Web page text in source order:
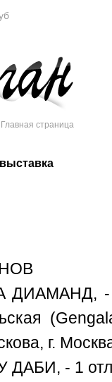
Главная страница
-
г.
- 1